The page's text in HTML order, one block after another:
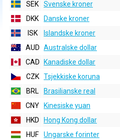
SEK
Svenske kroner
DKK
Danske kroner
ISK
Islandske kroner
AUD Australske dollar
CAD
Kanadiske dollar
CZK Tsjekkiske koruna
BRL
Brasilianske real
CNY
Kinesiske yuan
HKD
Hong Kong dollar
HUF
Ungarske forinter